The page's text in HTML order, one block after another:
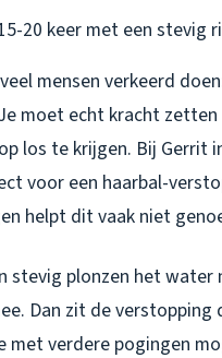
20 keer met een stevig
mensen verkeerd
moet echt kracht
los te krijgen. Bij Gerrit
voor een haarbal-
helpt dit vaak niet
stevig plonzen het water
Dan zit de verstopping
met verdere pogingen